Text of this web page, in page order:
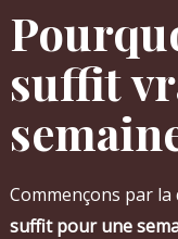
suffit
Commençons par
suffit pour une